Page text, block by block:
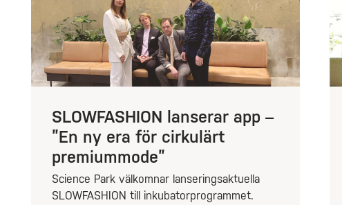
SLOWFASHION lanserar app –
”En ny era för cirkulärt
premiummode”
Science Park välkomnar lanseringsaktuella
SLOWFASHION till inkubatorprogrammet.